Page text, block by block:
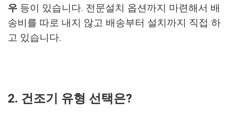
우 등이 있습니다. 전문설치 옵션까지 마련해서 배
송비를 따로 내지 않고 배송부터 설치까지 직접 하
고 있습니다.
2. 건조기 유형 선택은?